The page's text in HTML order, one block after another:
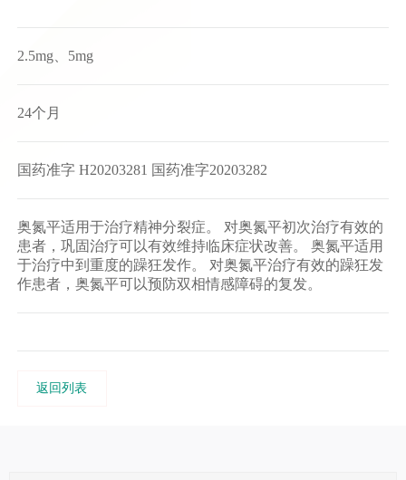
2.5mg、5mg
24个月
国药准字 H20203281 国药准字20203282
奥氮平适用于治疗精神分裂症。 对奥氮平初次治疗有效的
患者，巩固治疗可以有效维持临床症状改善。 奥氮平适用
于治疗中到重度的躁狂发作。 对奥氮平治疗有效的躁狂发
作患者，奥氮平可以预防双相情感障碍的复发。
返回列表